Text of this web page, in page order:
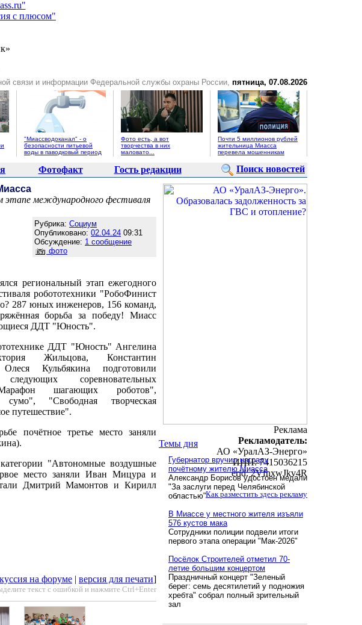
связи и информации Федеральной службы охраны России, пятница, 07.08.2026
"Миассводоканал" - о
безопасности питьевой
воды в паводковый период
Фото есть, а вот
творчества в них
маловато...
Почти 5 миллионов рублей
жительница Миасса
перевела мошенникам
Фотофакт Гость редакции Поиск новостей
международного фестиваля
Рубрика: Социум
Опубликовано: 02.04.24 09:31
Обсуждение: 1 сообщение
фото
региональный этап ежегодного
робототехники "РобоФинист
287 юных инженеров, 156 команд,
борьба за победу! Миасс
ДДТ "Юность".
ДДТ "Юность" Ангелина
Жильцова, Константин
Кульбякина подготовили
соревновательных
шагающих роботов",
сумо", "Свободная творческая
путешествие".
почётное третье место заняли
"Автономные воздушные
место заняли Иван Мицура и
Дмитрий Мамонтов и Кирилл
на форуме | версия для печати]
текст с ошибкой и нажмите Ctrl+Enter
Реклама
Рекламодатель:
АО «УралАЗ-Энерго»
ИНН: 7415036215
erid: 2VfnxwJkv4R
Как разместить здесь рекламу
Темы дня
Губернатор вручил награду
почётному жителю Миасса
Александр Борисов удостоен медали
"За заслуги перед Челябинской
областью"
В Миассе у местного жителя изъяли
576 кустов мака
Сотрудники полиции подвели итоги
первого этапа операции "Мак-2026"
Посёлок Строителей отметил 70-
летие большим концертом
Праздничный концерт "Зеленый
берег: семь десятилетий у подножия
хребта" собрал полный зрительный
зал